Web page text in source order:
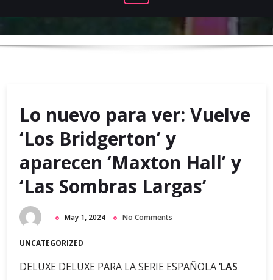
Lo nuevo para ver: Vuelve
‘Los Bridgerton’ y
aparecen ‘Maxton Hall’ y
‘Las Sombras Largas’
May 1, 2024 No Comments
UNCATEGORIZED
DELUXE DELUXE PARA LA SERIE ESPAÑOLA‘LAS